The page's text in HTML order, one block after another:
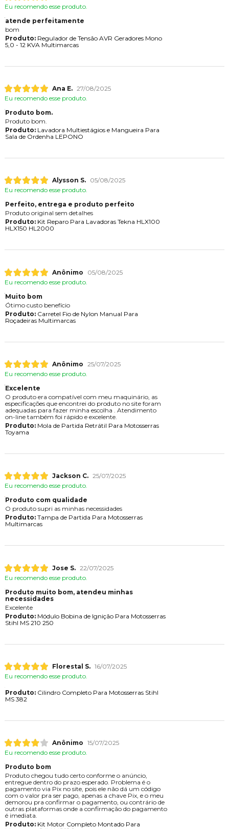
Eu recomendo esse produto.
atende perfeitamente
bom
Produto:Regulador de Tensão AVR Geradores Mono
5,0 - 12 KVA Multimarcas
Ana E. 27/08/2025
Eu recomendo esse produto.
Produto bom.
Produto bom.
Produto:Lavadora Multiestágios e Mangueira Para
Sala de Ordenha LEPONO
Alysson S.
05/08/2025
Eu recomendo esse produto.
Perfeito, entrega e produto perfeito
Produto original sem detalhes
Produto:Kit Reparo Para Lavadoras Tekna HLX100
HLX150 HL2000
Anônimo
05/08/2025
Eu recomendo esse produto.
Muito bom
Ótimo custo benefício
Produto:Carretel Fio de Nylon Manual Para
Roçadeiras Multimarcas
Anônimo 25/07/2025
Eu recomendo esse produto.
Excelente
O produto era compatível com meu maquinário, as
especificações que encontrei do produto no site foram
adequadas para fazer minha escolha . Atendimento
on-line também foi rápido e excelente.
Produto:Mola de Partida Retrátil Para Motosserras
Toyama
Jackson C. 25/07/2025
Eu recomendo esse produto.
Produto com qualidade
O produto supri as minhas necessidades
Produto:Tampa de Partida Para Motosserras
Multimarcas
Jose S. 22/07/2025
Eu recomendo esse produto.
Produto muito bom, atendeu minhas
necessidades
Excelente
Produto:Módulo Bobina de Ignição Para Motosserras
Stihl MS 210 250
Florestal S. 16/07/2025
Eu recomendo esse produto.
Produto:Cilindro Completo Para Motosserras Stihl
MS 382
Anônimo 15/07/2025
Eu recomendo esse produto.
Produto bom
Produto chegou tudo certo conforme o anúncio,
entregue dentro do prazo esperado. Problema é o
pagamento via Pix no site, pois ele não dá um código
com o valor pra ser pago, apenas a chave Pix, e o meu
demorou pra confirmar o pagamento, ou contrário de
outras plataformas onde a confirmação do pagamento
é imediata.
Produto:Kit Motor Completo Montado Para